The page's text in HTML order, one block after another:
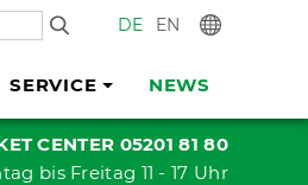
SUCHE DE EN
SERVICE NEWS
CENTER 05201 81 80
bis Freitag 11 - 17 Uhr